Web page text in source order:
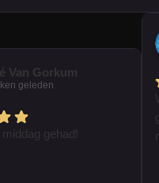
Van Gorkum
geleden
gehad!